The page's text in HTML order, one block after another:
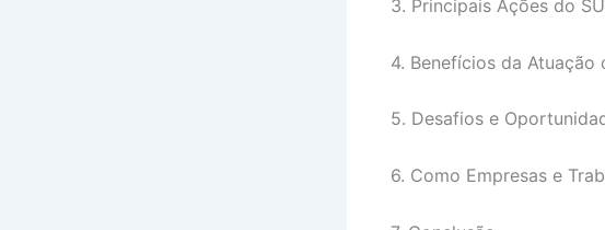
3. Principais Ações do
4. Benefícios da Atuação
5. Desafios e
6. Como Empresas e